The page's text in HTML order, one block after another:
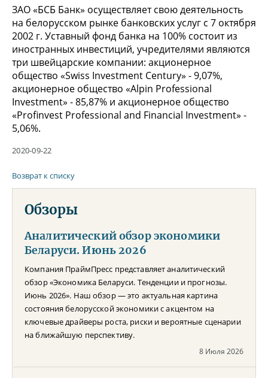
ЗАО «БСБ Банк» осуществляет свою деятельность
на белорусском рынке банковских услуг с 7 октября
2002 г. Уставный фонд банка на 100% состоит из
иностранных инвестиций, учредителями являются
три швейцарские компании: акционерное
общество «Swiss Investment Century» - 9,07%,
акционерное общество «Alpin Professional
Investment» - 85,87% и акционерное общество
«Profinvest Professional and Financial Investment» -
5,06%.
2020-09-22
Возврат к списку
Обзоры
Аналитический обзор экономики
Беларуси. Июнь 2026
Компания ПраймПресс представляет аналитический
обзор «Экономика Беларуси. Тенденции и прогнозы.
Июнь 2026». Наш обзор — это актуальная картина
состояния белорусской экономики с акцентом на
ключевые драйверы роста, риски и вероятные сценарии
на ближайшую перспективу.
8 Июля 2026